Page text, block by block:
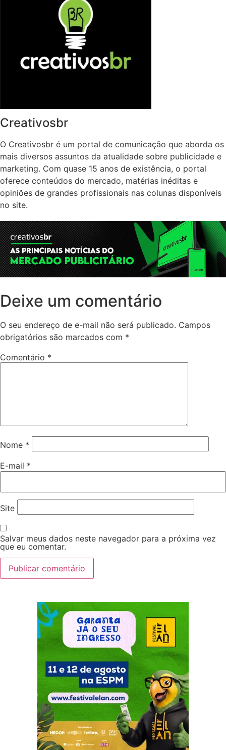
Creativosbr
O Creativosbr é um portal de comunicação que aborda os
mais diversos assuntos da atualidade sobre publicidade e
marketing. Com quase 15 anos de existência, o portal
oferece conteúdos do mercado, matérias inéditas e
opiniões de grandes profissionais nas colunas disponíveis
no site.
Deixe um comentário
O seu endereço de e-mail não será publicado. Campos
obrigatórios são marcados com *
Comentário *
Nome *
E-mail *
Site
Salvar meus dados neste navegador para a próxima vez
que eu comentar.